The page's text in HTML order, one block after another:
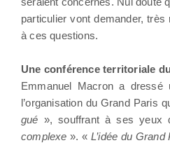
particulier vont demander,
à ces questions.
Une conférence territoriale
Emmanuel Macron a dressé
l’organisation du Grand Paris
gué », souffrant à ses yeux
complexe ». «L’idée du